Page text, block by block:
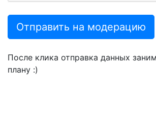
Отправить на модерацию
После клика отправка данных
плану :)